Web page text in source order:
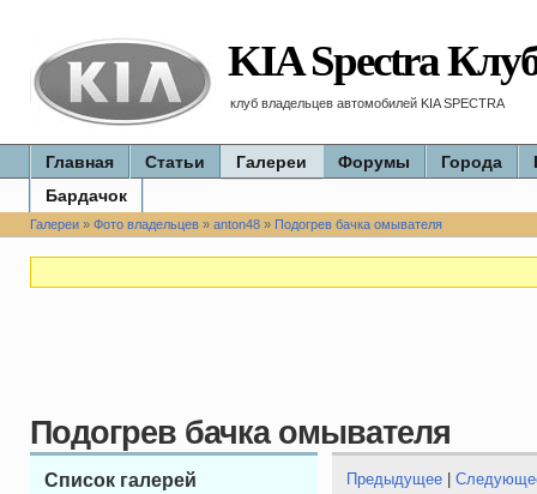
KIA Spectra
клуб владельцев автомобилей KIA SPECTRA
Главная Статьи Галереи Форумы Города
Бардачок
Галереи» Фото владельцев» anton48» Подогрев бачка омывателя
Подогрев бачка омывателя
Список галерей Предыдущее|